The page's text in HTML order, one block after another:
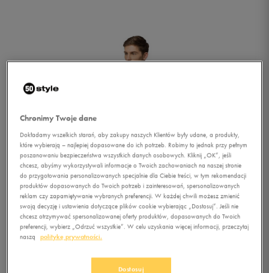
1/4
Chronimy Twoje dane
Dokładamy wszelkich starań, aby zakupy naszych Klientów były udane, a produkty,
które wybierają – najlepiej dopasowane do ich potrzeb. Robimy to jednak przy pełnym
poszanowaniu bezpieczeństwa wszystkich danych osobowych. Kliknij „OK”, jeśli
chcesz, abyśmy wykorzystywali informacje o Twoich zachowaniach na naszej stronie
do przygotowania personalizowanych specjalnie dla Ciebie treści, w tym rekomendacji
produktów dopasowanych do Twoich potrzeb i zainteresowań, spersonalizowanych
reklam czy zapamiętywanie wybranych preferencji. W każdej chwili możesz zmienić
swoją decyzję i ustawienia dotyczące plików cookie wybierając „Dostosuj”. Jeśli nie
chcesz otrzymywać spersonalizowanej oferty produktów, dopasowanych do Twoich
preferencji, wybierz „Odrzuć wszystkie”. W celu uzyskania więcej informacji, przeczytaj
naszą
politykę prywatności.
Dostosuj